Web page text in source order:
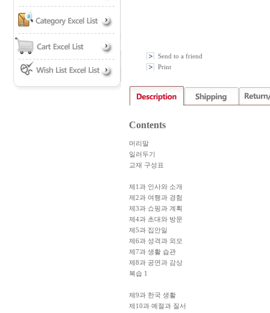
Send to a friend
Print
Contents
머리말
일러두기
교재 구성표
제1과 인사와 소개
제2과 여행과 경험
제3과 쇼핑과 계획
제4과 초대와 방문
제5과 집안일
제6과 성격과 외모
제7과 생활 습관
제8과 공연과 감상
복습 1
제9과 한국 생활
제10과 예절과 질서